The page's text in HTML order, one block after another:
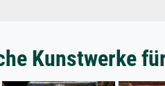
Kunstwerke